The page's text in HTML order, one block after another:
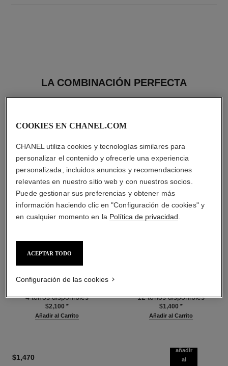
LA COMBINACIÓN PERFECTA
les beiges poudre belle mine
Saludable, Polvos
Iluminador. Rostro, Cuello Y
Escote. Formato Maxi.
4 tonos disponibles
$2,100 *
Añadir al Carrito
12 tonos disponibles
$1,400 *
Añadir al Carrito
$1,470
añadir
al
COOKIES EN CHANEL.COM
CHANEL utiliza cookies y tecnologías similares para
personalizar el contenido y ofrecerle una experiencia
personalizada, incluidos anuncios y recomendaciones
relevantes en nuestro sitio web y con nuestros socios.
Puede gestionar sus preferencias y obtener más
información haciendo clic en "Configuración de cookies" y
en cualquier momento en la Política de privacidad
ACEPTAR TODO
Configuración de las cookies